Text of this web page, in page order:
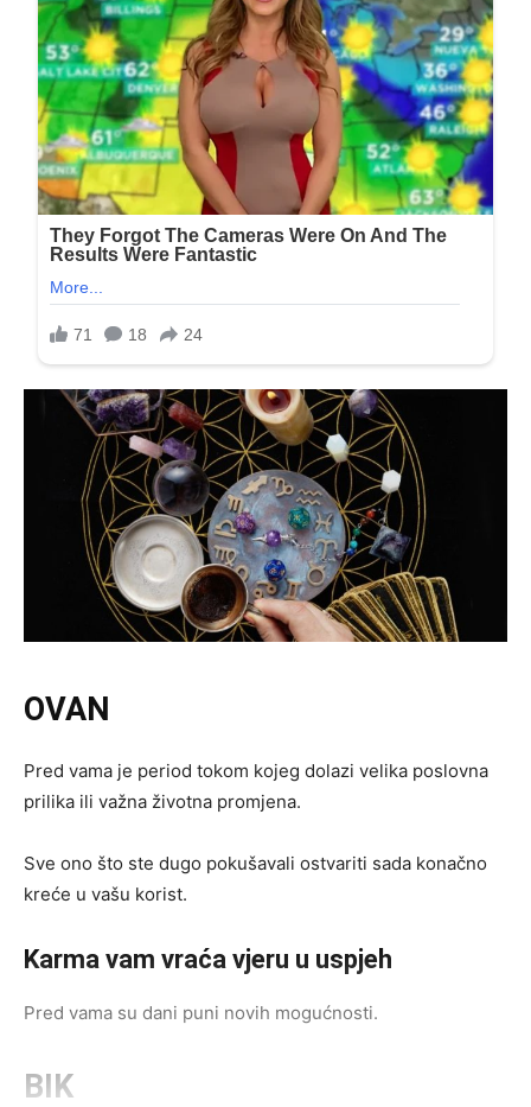
OVAN
Pred vama je period tokom kojeg dolazi velika poslovna
prilika ili važna životna promjena.
Sve ono što ste dugo pokušavali ostvariti sada konačno
kreće u vašu korist.
Karma vam vraća vjeru u uspjeh
Pred vama su dani puni novih mogućnosti.
BIK